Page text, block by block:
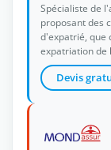
Spécialiste de
proposant des
d'expatrié, que
expatriation de
Devis